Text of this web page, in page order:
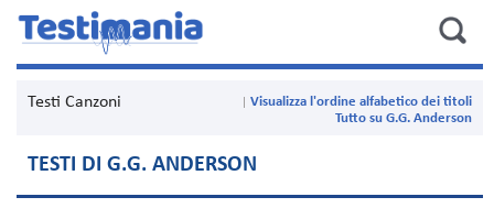
Testi Canzoni
Visualizza l'ordine alfabetico dei titoli
Tutto su G.G. Anderson
TESTI DI G.G. ANDERSON